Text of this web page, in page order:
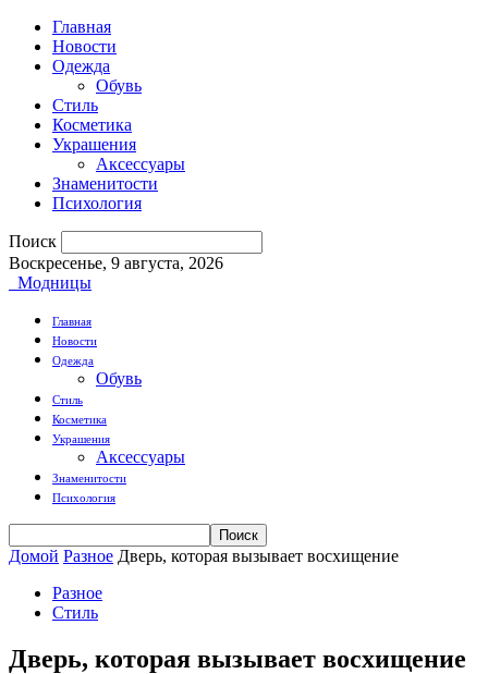
Главная
Новости
Одежда
Обувь
Стиль
Косметика
Украшения
Аксессуары
Знаменитости
Психология
Поиск
Воскресенье, 9 августа, 2026
Модницы
Главная
Новости
Одежда
Обувь
Стиль
Косметика
Украшения
Аксессуары
Знаменитости
Психология
Домой Разное Дверь, которая вызывает восхищение
Разное
Стиль
Дверь, которая вызывает восхищение